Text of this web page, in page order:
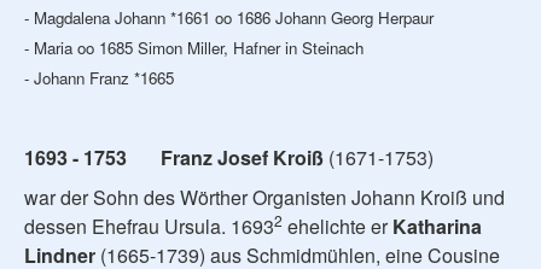
- Magdalena Johann *1661 oo 1686 Johann Georg Herpaur
- Maria oo 1685 Simon Miller, Hafner in Steinach
- Johann Franz *1665
1693 - 1753 Franz Josef Kroiß (1671-1753)
war der Sohn des Wörther Organisten Johann Kroiß und
dessen Ehefrau Ursula. 16932 ehelichte erKatharina
Lindner (1665-1739) aus Schmidmühlen, eine Cousine